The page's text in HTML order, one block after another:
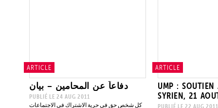
ARTICLE
دفاعاً عن المحامين – بيان
PUBLIÉ LE 24 AUG 2011
كل شخص حق في حرية الاشتراك في الاجتماعات
ARTICLE
UMP : SOUTIEN
SYRIEN, 21
PUBLIÉ LE 22 AUG 2011